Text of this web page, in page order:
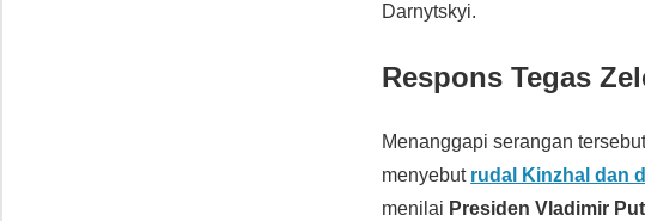
Darnytskyi.
Respons Tegas
Menanggapi serangan
menyebut rudal Kinzhal dan
menilai Presiden Vladimir